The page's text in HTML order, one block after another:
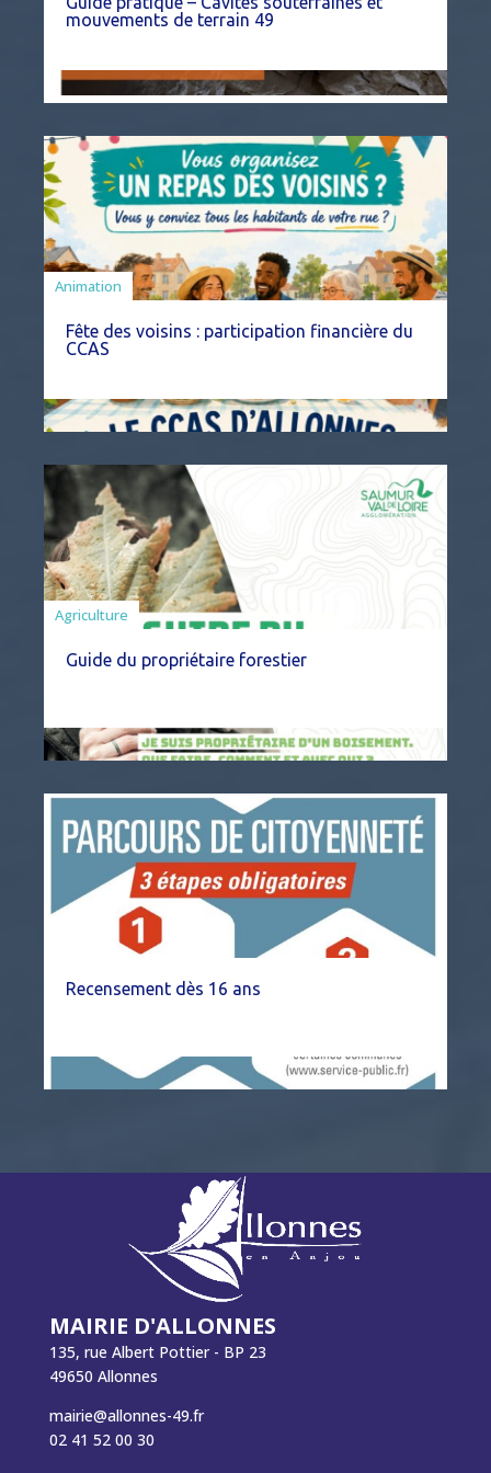
mouvements de terrain 49
Animation
Fête des voisins : participation financière du
CCAS
Agriculture
Guide du propriétaire forestier
Recensement dès 16 ans
MAIRIE D'ALLONNES
135, rue Albert Pottier - BP 23
49650 Allonnes
mairie@allonnes-49.fr
02 41 52 00 30